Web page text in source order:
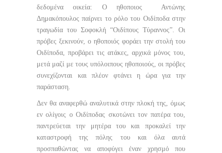
δεδομένα οικεία: Ο ηθοποιος Αντώνης
Δημακόπουλος παίρνει το ρόλο του Οιδίποδα στην
τραγωδία του Σοφοκλή “Οιδίπους Τύραννος”. Οι
πρόβες ξεκινούν, ο ηθοποιός φοράει την στολή του
Οιδίποδα, προβάρει τις ατάκες, αρχικά μόνος του,
μετά μαζί με τους υπόλοιπους ηθοποιούς, οι πρόβες
συνεχίζονται και πλέον φτάνει η ώρα για την
παράσταση.
Δεν θα αναφερθώ αναλυτικά στην πλοκή της, όμως
εν ολίγοις ο Οιδίποδας σκοτώνει τον πατέρα του,
παντρεύεται την μητέρα του και προκαλεί την
καταστροφή της πόλης του και όλα αυτά
προσπαθώντας να αποφύγει έναν χρησμό που